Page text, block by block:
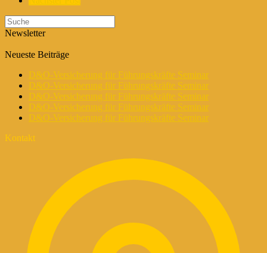
Newsletter
Neueste Beiträge
D&O-Versicherung für Führungskräfte Seminar
D&O-Versicherung für Führungskräfte Seminar
D&O-Versicherung für Führungskräfte Seminar
D&O-Versicherung für Führungskräfte Seminar
D&O-Versicherung für Führungskräfte Seminar
Kontakt